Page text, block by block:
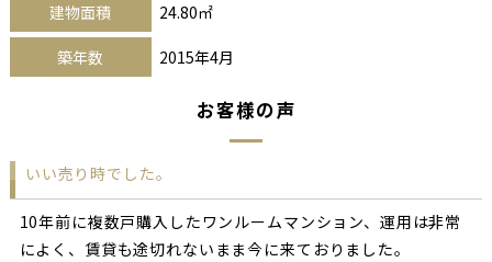
建物面積 24.80㎡
築年数 2015年4月
お客様の声
いい売り時でした。
10年前に複数戸購入したワンルームマンション、運用は非常
によく、賃貸も途切れないまま今に来ておりました。